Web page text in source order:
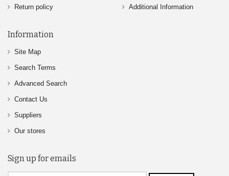
Return policy Additional Information
Information
Site Map
Search Terms
Advanced Search
Contact Us
Suppliers
Our stores
Sign up for emails